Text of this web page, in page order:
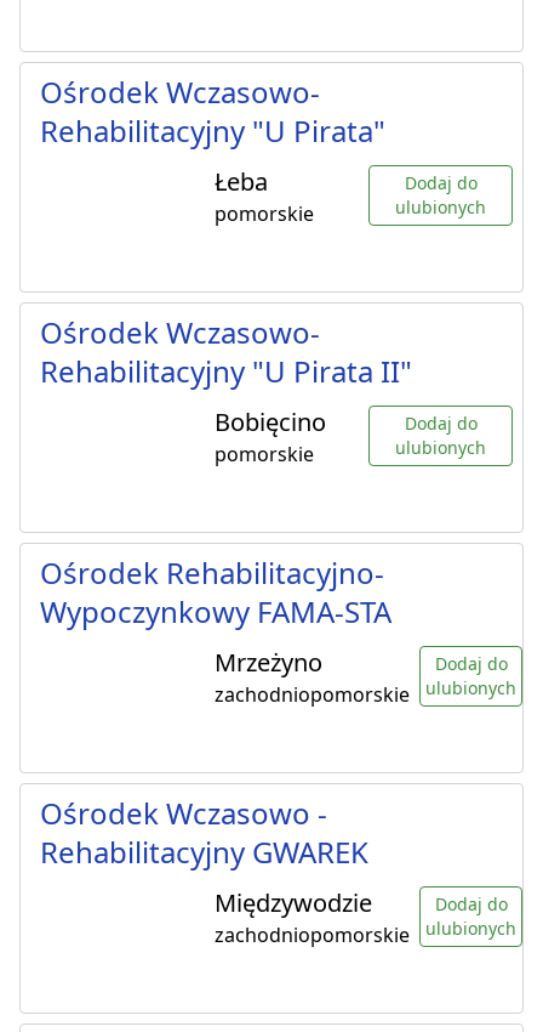
Ośrodek Wczasowo-
Rehabilitacyjny "U Pirata"
Łeba
pomorskie
Dodaj do
ulubionych
Ośrodek Wczasowo-
Rehabilitacyjny "U Pirata II"
Bobięcino
pomorskie
Dodaj do
ulubionych
Ośrodek Rehabilitacyjno-
Wypoczynkowy FAMA-STA
Mrzeżyno
zachodniopomorskie
Dodaj do
ulubionych
Ośrodek Wczasowo -
Rehabilitacyjny GWAREK
Międzywodzie
zachodniopomorskie
Dodaj do
ulubionych